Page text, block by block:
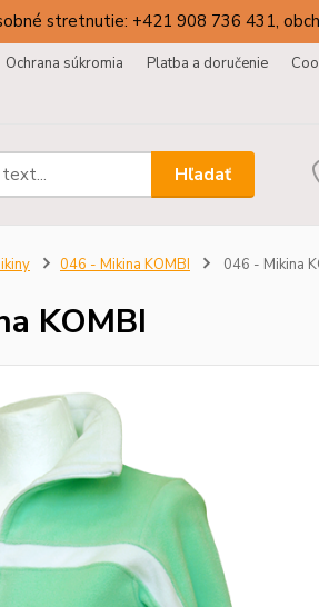
stretnutie: +421 908 736 431,
Ochrana súkromia Platba a doručenie
Hľadať
046 - Mikina KOMBI 046 - Mikina
KOMBI